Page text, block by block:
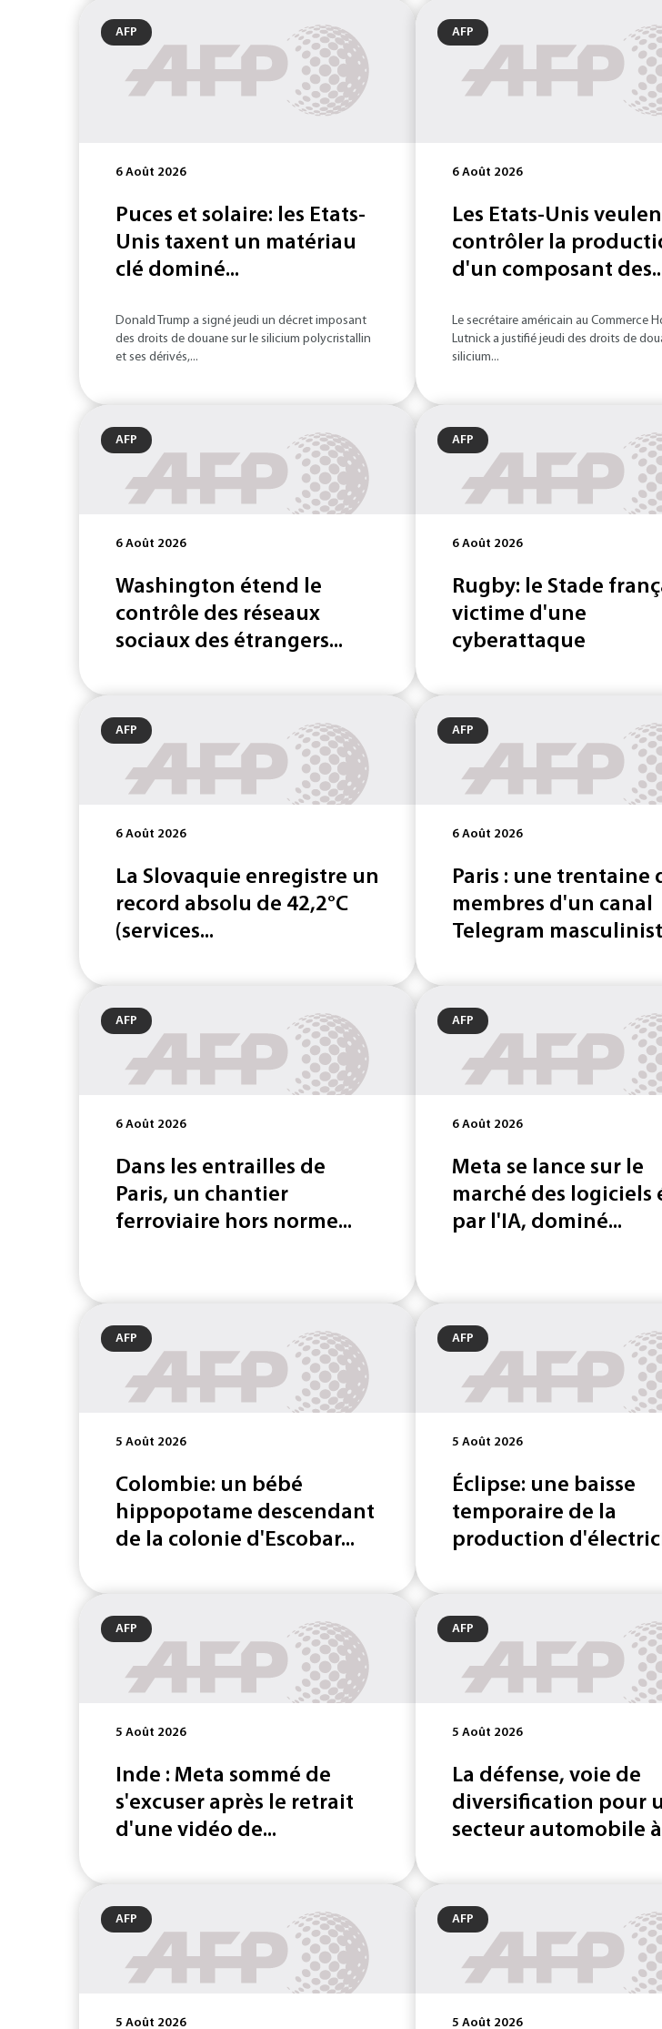
AFP
6 Août 2026
Puces et solaire: les Etats-
Unis taxent un matériau
clé dominé...
Donald Trump a signé jeudi un décret imposant
des droits de douane sur le silicium polycristallin
et ses dérivés,...
AFP
6 Août 2026
Les Etats-Unis
contrôler la
d'un composant
Le secrétaire américain au Commerce
Lutnick a justifié jeudi des droits de
silicium...
AFP
6 Août 2026
Washington étend le
contrôle des réseaux
sociaux des étrangers...
AFP
6 Août 2026
Rugby: le Stade
victime d'une
cyberattaque
AFP
6 Août 2026
La Slovaquie enregistre un
record absolu de 42,2°C
(services...
AFP
6 Août 2026
Paris : une trentaine
membres d'un canal
Telegram
AFP
6 Août 2026
Dans les entrailles de
Paris, un chantier
ferroviaire hors norme...
AFP
6 Août 2026
Meta se lance sur le
marché des logiciels
par l'IA, dominé...
AFP
5 Août 2026
Colombie: un bébé
hippopotame descendant
de la colonie d'Escobar...
AFP
5 Août 2026
Éclipse: une baisse
temporaire de la
production
AFP
5 Août 2026
Inde : Meta sommé de
s'excuser après le retrait
d'une vidéo de...
AFP
5 Août 2026
La défense, voie de
diversification pour
secteur automobile
AFP
5 Août 2026
AFP
5 Août 2026